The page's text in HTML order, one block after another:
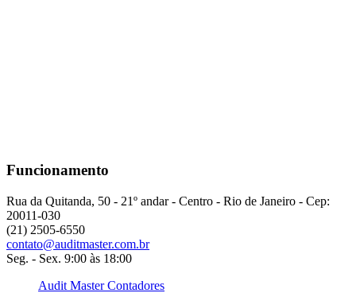
Funcionamento
Rua da Quitanda, 50 - 21º andar - Centro - Rio de Janeiro - Cep:
20011-030
(21) 2505-6550
contato@auditmaster.com.br
Seg. - Sex. 9:00 às 18:00
Audit Master Contadores